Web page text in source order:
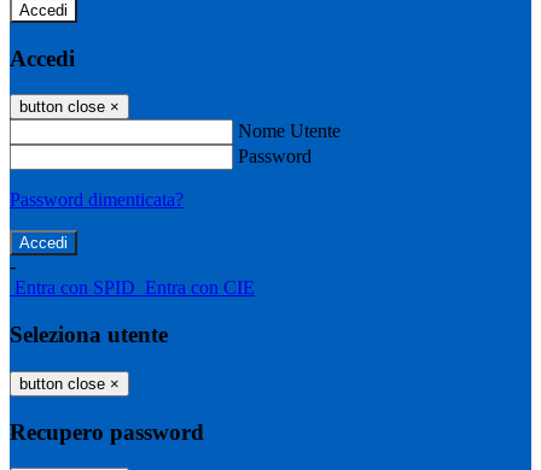
Accedi
Accedi
button close ×
Nome Utente
Password
Password dimenticata?
-
Entra con SPID Entra con CIE
Seleziona utente
button close ×
Recupero password